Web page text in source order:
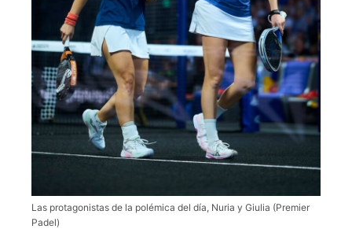
Las protagonistas de la polémica del día, Nuria y Giulia (Premier
Padel)